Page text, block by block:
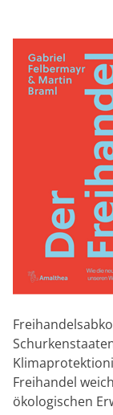
Freihandel
ökologischen